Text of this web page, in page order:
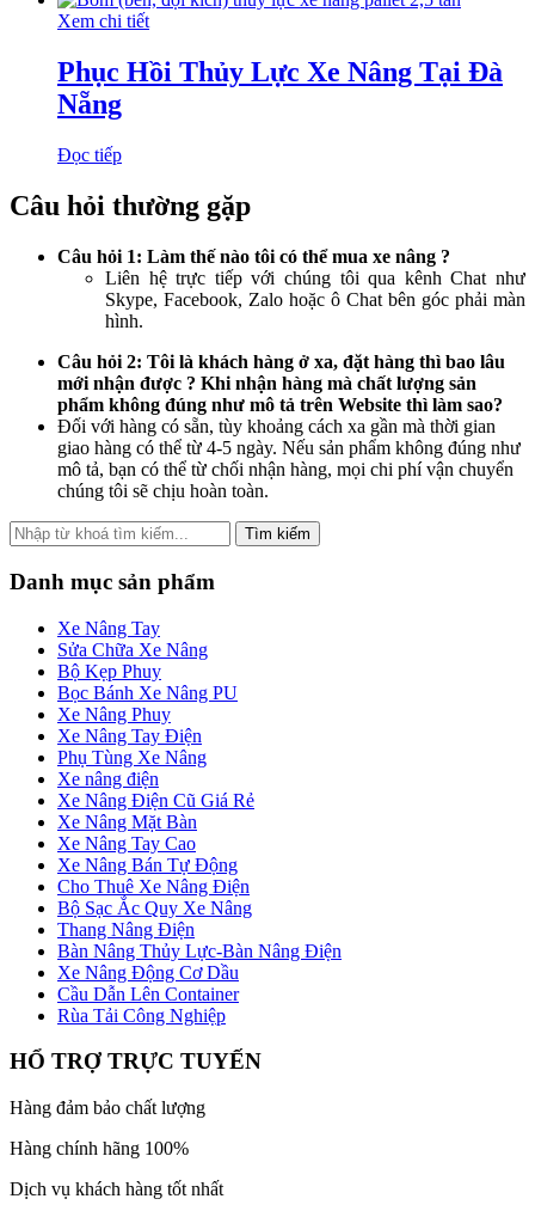
Xem chi tiết
Phục Hồi Thủy Lực Xe Nâng Tại Đà
Nẵng
Đọc tiếp
Câu hỏi thường gặp
Câu hỏi 1: Làm thế nào tôi có thể mua xe nâng ?
Liên hệ trực tiếp với chúng tôi qua kênh Chat như
Skype, Facebook, Zalo hoặc ô Chat bên góc phải màn
hình.
Câu hỏi 2: Tôi là khách hàng ở xa, đặt hàng thì bao lâu
mới nhận được ? Khi nhận hàng mà chất lượng sản
phẩm không đúng như mô tả trên Website thì làm sao?
Đối với hàng có sẵn, tùy khoảng cách xa gần mà thời gian
giao hàng có thể từ 4-5 ngày. Nếu sản phẩm không đúng như
mô tả, bạn có thể từ chối nhận hàng, mọi chi phí vận chuyển
chúng tôi sẽ chịu hoàn toàn.
Tìm kiếm
Danh mục sản phẩm
Xe Nâng Tay
Sửa Chữa Xe Nâng
Bộ Kẹp Phuy
Bọc Bánh Xe Nâng PU
Xe Nâng Phuy
Xe Nâng Tay Điện
Phụ Tùng Xe Nâng
Xe nâng điện
Xe Nâng Điện Cũ Giá Rẻ
Xe Nâng Mặt Bàn
Xe Nâng Tay Cao
Xe Nâng Bán Tự Động
Cho Thuê Xe Nâng Điện
Bộ Sạc Ắc Quy Xe Nâng
Thang Nâng Điện
Bàn Nâng Thủy Lực-Bàn Nâng Điện
Xe Nâng Động Cơ Dầu
Cầu Dẫn Lên Container
Rùa Tải Công Nghiệp
HỔ TRỢ TRỰC TUYẾN
Hàng đảm bảo chất lượng
Hàng chính hãng 100%
Dịch vụ khách hàng tốt nhất